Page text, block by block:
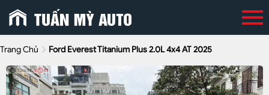
Trang Chủ Ford Everest Titanium Plus 2.0L 4x4 AT 2025